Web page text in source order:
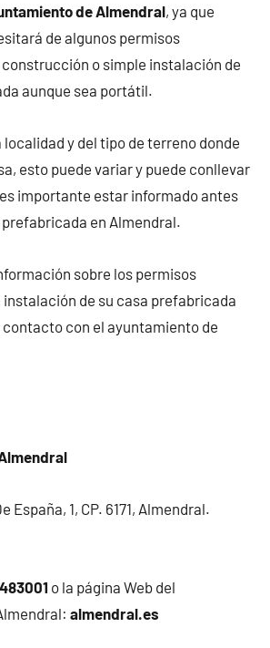
de Almendral, ya que
de algunos permisos
o simple instalación de
aunque sea portátil.
localidad y del tipo de terreno donde
esto puede variar y puede conllevar
importante estar informado antes
en Almendral.
sobre los permisos
de su casa prefabricada
contacto con el ayuntamiento de
España, 1, CP. 6171, Almendral.
o la página Web del
almendral.es